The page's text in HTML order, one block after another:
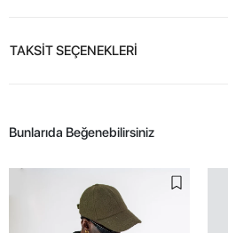
TAKSİT SEÇENEKLERİ
Bunlarıda Beğenebilirsiniz